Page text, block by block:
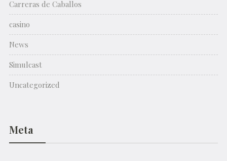
Carreras de Caballos
casino
News
Simulcast
Uncategorized
Meta